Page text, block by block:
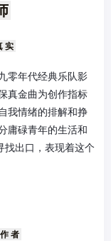
实
零年代经典乐队影
真金曲为创作指标
我情绪的排解和挣
庸碌青年的生活和
找出口，表现着这个
者